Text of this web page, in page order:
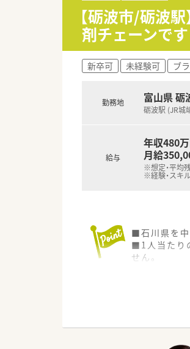
【砺波市/砺波
剤チェーンです
新卒可 未経験可 ブ
勤務地 富山県 砺
砺波駅 (JR城
給与
年収480
月給
※想定・平均
※経験・スキ
■石川県を中
■1人当たり
せん。